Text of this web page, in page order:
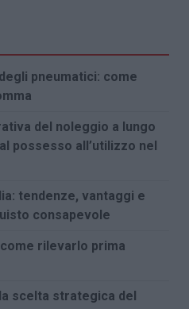
pneumatici: come
del noleggio a lungo
possesso all’utilizzo nel
tendenze, vantaggi e
consapevole
rilevarlo prima
scelta strategica del